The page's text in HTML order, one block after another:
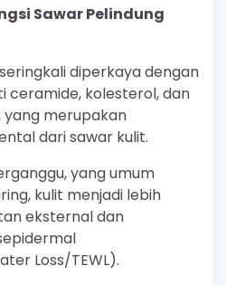
Sawar Pelindung
diperkaya dengan
ceramide, kolesterol, dan
merupakan
dari sawar kulit.
yang umum
kulit menjadi lebih
eksternal dan
Loss/TEWL).